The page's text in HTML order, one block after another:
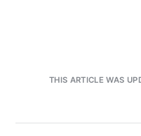
THIS ARTICLE WAS